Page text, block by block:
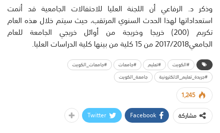
وذكر د. الرفاعي أن اللجنة العليا للاحتفالات الجامعية قد أتمت
استعداداتها لهذا الحدث السنوي المرتقب، حيث سيتم خلال هذه العام
تكريم (200) خريجا وخريجة من أوائل خريجي الجامعة للعام
الجامعي2017/2018 من 15 كلية من بينها كلية الدراسات العليا.
#الكويت #تعليم #جامعات
#جامعات_الكويت
#جريدة_تعليم_الالكترونية
جامعة_الكويت
1,245
مشاركة
Facebook
Twitter